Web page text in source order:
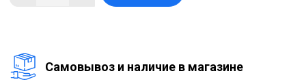
Cамовывоз и наличие в магазине